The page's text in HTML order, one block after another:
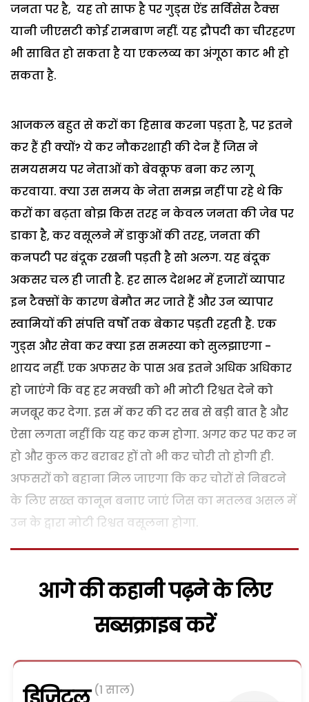
जनता पर है, यह तो साफ है पर गुड्स ऐंड सर्विसेस टैक्स
यानी जीएसटी कोई रामबाण नहीं. यह द्रौपदी का चीरहरण
भी साबित हो सकता है या एकलव्य का अंगूठा काट भी हो
सकता है.
आजकल बहुत से करों का हिसाब करना पड़ता है, पर इतने
कर हैं ही क्यों? ये कर नौकरशाही की देन हैं जिस ने
समयसमय पर नेताओं को बेवकूफ बना कर लागू
करवाया. क्या उस समय के नेता समझ नहीं पा रहे थे कि
करों का बढ़ता बोझ किस तरह न केवल जनता की जेब पर
डाका है, कर वसूलने में डाकुओं की तरह, जनता की
कनपटी पर बंदूक रखनी पड़ती है सो अलग. यह बंदूक
अकसर चल ही जाती है. हर साल देशभर में हजारों व्यापार
इन टैक्सों के कारण बेमौत मर जाते हैं और उन व्यापार
स्वामियों की संपत्ति वर्षों तक बेकार पड़ती रहती है. एक
गुड्स और सेवा कर क्या इस समस्या को सुलझाएगा -
शायद नहीं. एक अफसर के पास अब इतने अधिक अधिकार
हो जाएंगे कि वह हर मक्खी को भी मोटी रिश्वत देने को
मजबूर कर देगा. इस में कर की दर सब से बड़ी बात है और
ऐसा लगता नहीं कि यह कर कम होगा. अगर कर पर कर न
हो और कुल कर बराबर हों तो भी कर चोरी तो होगी ही.
अफसरों को बहाना मिल जाएगा कि कर चोरों से निबटने
के लिए सख्त कानून बनाए जाएं जिस का मतलब असल में
उन के द्वारा मोटी रिश्वत वसूलना होगा.
आगे की कहानी पढ़ने के लिए
सब्सक्राइब करें
(1 साल)